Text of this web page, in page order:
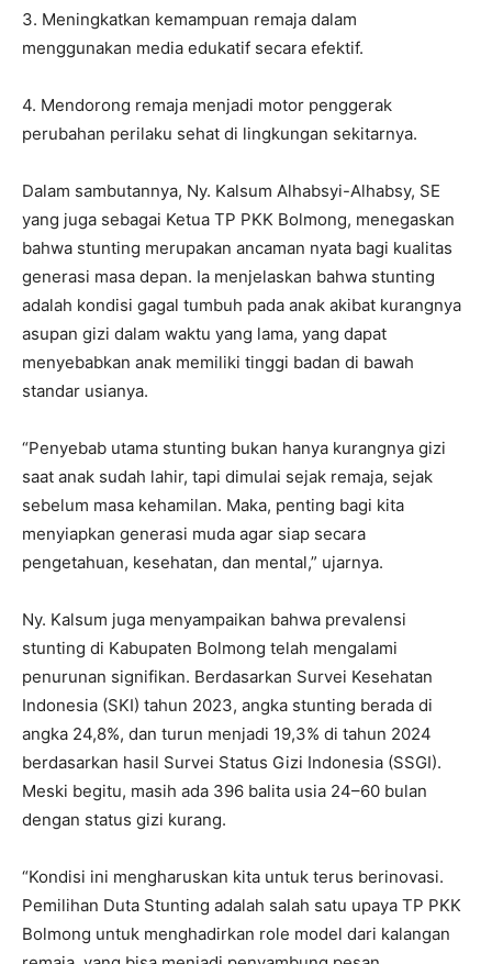
3. Meningkatkan kemampuan remaja dalam
menggunakan media edukatif secara efektif.
4. Mendorong remaja menjadi motor penggerak
perubahan perilaku sehat di lingkungan sekitarnya.
Dalam sambutannya, Ny. Kalsum Alhabsyi-Alhabsy, SE
yang juga sebagai Ketua TP PKK Bolmong, menegaskan
bahwa stunting merupakan ancaman nyata bagi kualitas
generasi masa depan. Ia menjelaskan bahwa stunting
adalah kondisi gagal tumbuh pada anak akibat kurangnya
asupan gizi dalam waktu yang lama, yang dapat
menyebabkan anak memiliki tinggi badan di bawah
standar usianya.
“Penyebab utama stunting bukan hanya kurangnya gizi
saat anak sudah lahir, tapi dimulai sejak remaja, sejak
sebelum masa kehamilan. Maka, penting bagi kita
menyiapkan generasi muda agar siap secara
pengetahuan, kesehatan, dan mental,” ujarnya.
Ny. Kalsum juga menyampaikan bahwa prevalensi
stunting di Kabupaten Bolmong telah mengalami
penurunan signifikan. Berdasarkan Survei Kesehatan
Indonesia (SKI) tahun 2023, angka stunting berada di
angka 24,8%, dan turun menjadi 19,3% di tahun 2024
berdasarkan hasil Survei Status Gizi Indonesia (SSGI).
Meski begitu, masih ada 396 balita usia 24–60 bulan
dengan status gizi kurang.
“Kondisi ini mengharuskan kita untuk terus berinovasi.
Pemilihan Duta Stunting adalah salah satu upaya TP PKK
Bolmong untuk menghadirkan role model dari kalangan